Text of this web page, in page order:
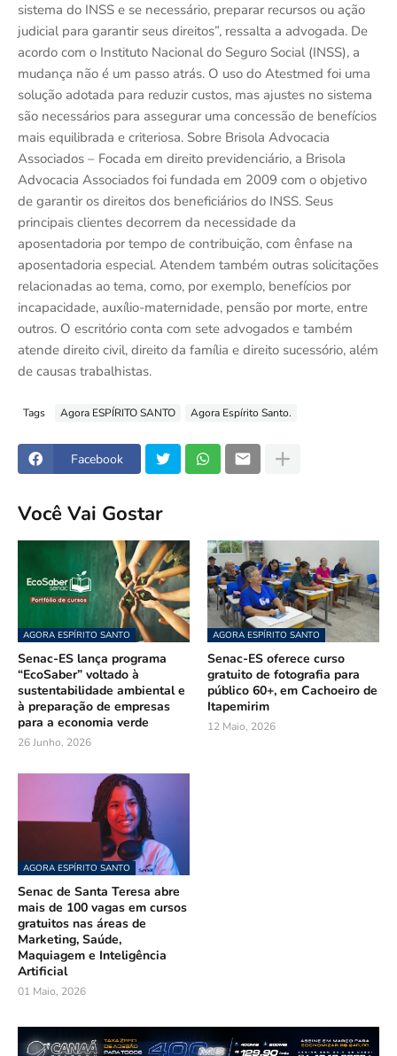
sistema do INSS e se necessário, preparar recursos ou ação
judicial para garantir seus direitos”, ressalta a advogada. De
acordo com o Instituto Nacional do Seguro Social (INSS), a
mudança não é um passo atrás. O uso do Atestmed foi uma
solução adotada para reduzir custos, mas ajustes no sistema
são necessários para assegurar uma concessão de benefícios
mais equilibrada e criteriosa. Sobre Brisola Advocacia
Associados – Focada em direito previdenciário, a Brisola
Advocacia Associados foi fundada em 2009 com o objetivo
de garantir os direitos dos beneficiários do INSS. Seus
principais clientes decorrem da necessidade da
aposentadoria por tempo de contribuição, com ênfase na
aposentadoria especial. Atendem também outras solicitações
relacionadas ao tema, como, por exemplo, benefícios por
incapacidade, auxílio-maternidade, pensão por morte, entre
outros. O escritório conta com sete advogados e também
atende direito civil, direito da família e direito sucessório, além
de causas trabalhistas.
Tags Agora ESPÍRITO SANTO Agora Espírito Santo.
Facebook
Você Vai Gostar
AGORA ESPÍRITO SANTO
Senac-ES lança programa
“EcoSaber” voltado à
sustentabilidade ambiental e
à preparação de empresas
para a economia verde
26 Junho, 2026
AGORA ESPÍRITO SANTO
Senac-ES oferece curso
gratuito de fotografia para
público 60+, em Cachoeiro de
Itapemirim
12 Maio, 2026
AGORA ESPÍRITO SANTO
Senac de Santa Teresa abre
mais de 100 vagas em cursos
gratuitos nas áreas de
Marketing, Saúde,
Maquiagem e Inteligência
Artificial
01 Maio, 2026